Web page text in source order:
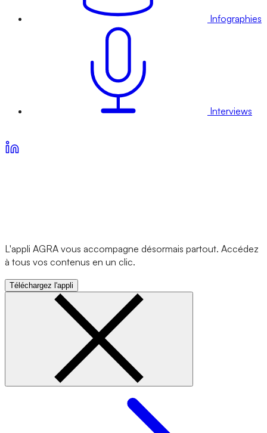
Infographies
Interviews
L'appli AGRA vous accompagne désormais partout. Accédez
à tous vos contenus en un clic.
Téléchargez l'appli